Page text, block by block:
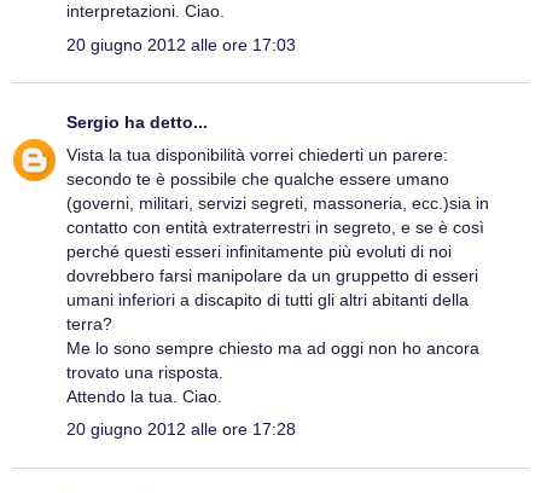
interpretazioni. Ciao.
20 giugno 2012 alle ore 17:03
Sergio ha detto...
Vista la tua disponibilità vorrei chiederti un parere:
secondo te è possibile che qualche essere umano
(governi, militari, servizi segreti, massoneria, ecc.)sia in
contatto con entità extraterrestri in segreto, e se è così
perché questi esseri infinitamente più evoluti di noi
dovrebbero farsi manipolare da un gruppetto di esseri
umani inferiori a discapito di tutti gli altri abitanti della
terra?
Me lo sono sempre chiesto ma ad oggi non ho ancora
trovato una risposta.
Attendo la tua. Ciao.
20 giugno 2012 alle ore 17:28